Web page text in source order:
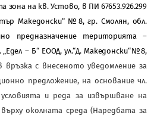
зона на кв. Устово, в ПИ 67653.926.299
Македонски“ №8, гр. Смолян, обл.
предназначение територията –
„Едел – Б“ ЕООД, ул.“Д. Македонски“№8,
връзка с внесеното уведомление за
предложение, на основание чл.
и реда за извършване на
околната среда (Наредбата за